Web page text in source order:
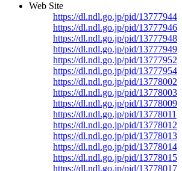
Web Site
https://dl.ndl.go.jp/pid/13777944
https://dl.ndl.go.jp/pid/13777946
https://dl.ndl.go.jp/pid/13777948
https://dl.ndl.go.jp/pid/13777949
https://dl.ndl.go.jp/pid/13777952
https://dl.ndl.go.jp/pid/13777954
https://dl.ndl.go.jp/pid/13778002
https://dl.ndl.go.jp/pid/13778003
https://dl.ndl.go.jp/pid/13778009
https://dl.ndl.go.jp/pid/13778011
https://dl.ndl.go.jp/pid/13778012
https://dl.ndl.go.jp/pid/13778013
https://dl.ndl.go.jp/pid/13778014
https://dl.ndl.go.jp/pid/13778015
https://dl.ndl.go.jp/pid/13778017